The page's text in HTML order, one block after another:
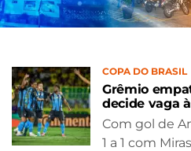
COPA DO BRASIL
Grêmio
decide vaga
Com gol de
1 a 1 com